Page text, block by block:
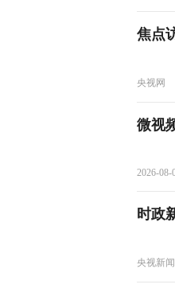
焦点
央视网
微视
2026-08-
时政
央视新闻